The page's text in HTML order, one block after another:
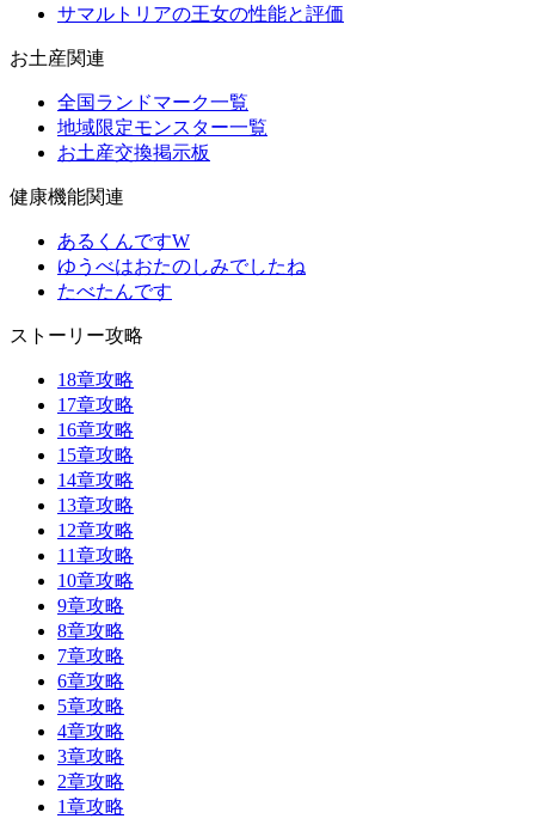
サマルトリアの王女の性能と評価
お土産関連
全国ランドマーク一覧
地域限定モンスター一覧
お土産交換掲示板
健康機能関連
あるくんですW
ゆうべはおたのしみでしたね
たべたんです
ストーリー攻略
18章攻略
17章攻略
16章攻略
15章攻略
14章攻略
13章攻略
12章攻略
11章攻略
10章攻略
9章攻略
8章攻略
7章攻略
6章攻略
5章攻略
4章攻略
3章攻略
2章攻略
1章攻略